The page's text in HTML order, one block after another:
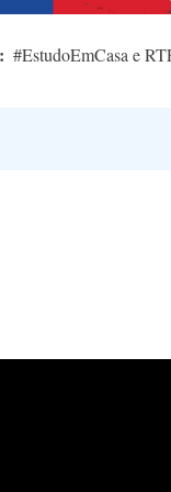
#EstudoEmCasa e